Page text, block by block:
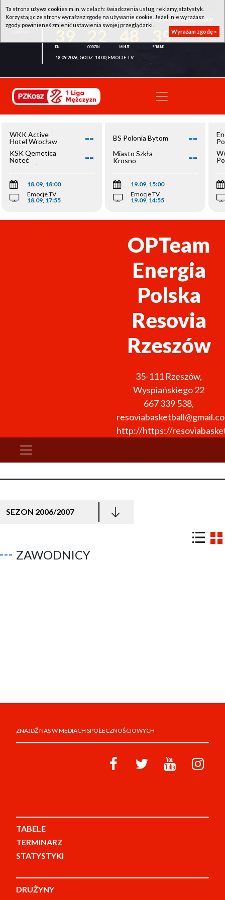
WKK ACTIVE HOTEL WROCŁAW - KSK QEMETICA NOTEĆ INOWROCŁAW
39
18.09.2026, GODZ. 18:00, EMOCJE TV
WKK Active
Hotel Wrocław
--
KSK Qemetica
Noteć
Inowrocław
--
18.09, 18:00
Emocje TV
18.09, 17:55
BS Polonia Bytom --
Miasto Szkła
Krosno
--
19.09, 15:00
Emocje TV
19.09, 14:55
OPTeam
Energia
Polska
Resovia
Rzeszów
35-111 Rzeszów,
Wyspiańskiego 22
667 339 538,
http://https://
SEZON 2006/2007
ZAWODNICY
ZNAJDŹ NAS W MEDIACH SPOŁECZNOŚCIOWYCH
TABELE
TERMINARZ
STATYSTYKI
DRUŻYNY
Ta strona używa cookies m.in. w celach: świadczenia usług, reklamy, statystyk.
Korzystając ze strony wyrażasz zgodę na używanie cookie. Jeżeli nie wyrażasz
zgody powinieneś zmienić ustawienia swojej przeglądarki.
Wyrażam zgodę »